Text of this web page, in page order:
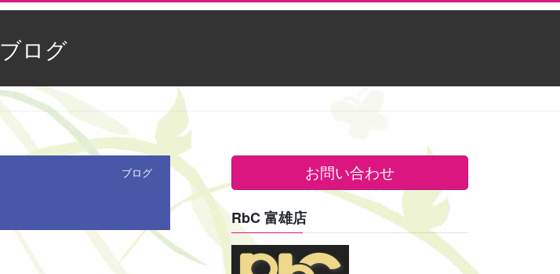
ブログ
ブログ お問い合わせ
RbC 富雄店